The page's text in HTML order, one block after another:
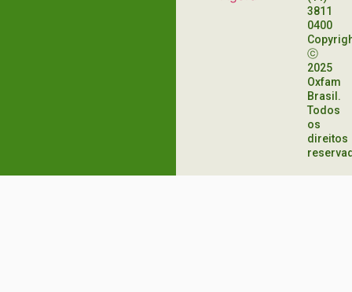
3811
0400
ⓒ
2025
Oxfam
Brasil.
Todos
os
direitos